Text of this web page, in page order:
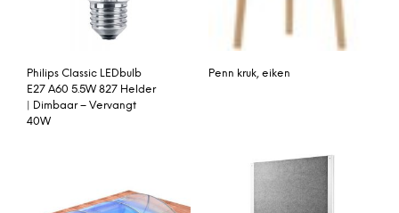
Philips Classic LEDbulb
E27 A60 5.5W 827 Helder
| Dimbaar – Vervangt
40W
Penn kruk, eiken